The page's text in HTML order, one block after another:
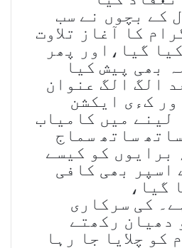
کے بچوں نے سب
کا آغاز تلاوت
گیا،اور پھر
بھی پیش کیا
الگ الگ عنوان
کءی ایکشن
لینے میں کامیاب
ساتھ سماج
برایوں کو کیسے
اسپر بھی کافی
گیا،
کی سرکاری
دھیان رکھتے
کو چلایا جا رہا